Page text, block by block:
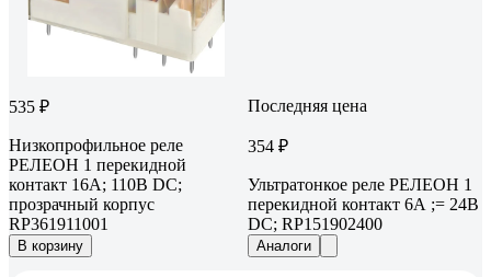
535 ₽
Низкопрофильное реле
РЕЛЕОН 1 перекидной
контакт 16А; 110В DC;
прозрачный корпус
RP361911001
В корзину
Последняя цена
354 ₽
Ультратонкое реле РЕЛЕОН 1
перекидной контакт 6А ;= 24В
DC; RP151902400
Аналоги